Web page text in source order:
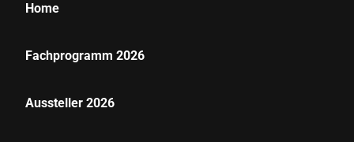
Home
Fachprogramm 2026
Aussteller 2026